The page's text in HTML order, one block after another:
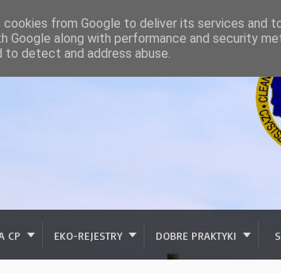
CP EKO-REJESTRY DOBRE PRAKTYKI
cookies from Google to deliver its services and
Google along with performance and security
to detect and address abuse.